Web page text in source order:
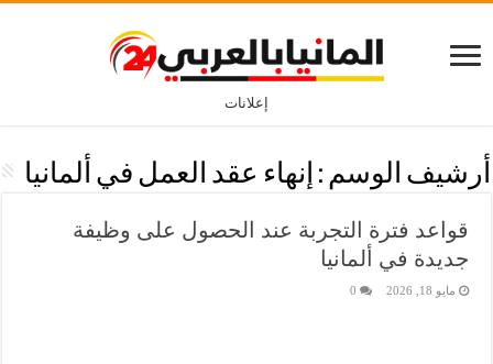
إعلانات
أرشيف الوسم : إنهاء عقد العمل في ألمانيا
قواعد فترة التجربة عند الحصول على وظيفة
جديدة في ألمانيا
مايو 18, 2026 0